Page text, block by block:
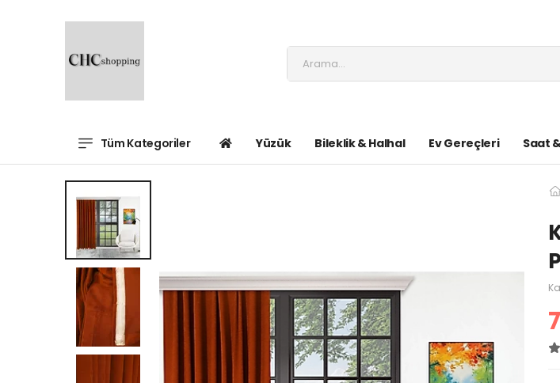
Tüm Kategoriler Yüzük Bileklik & Halhal Ev Gereçleri Saat